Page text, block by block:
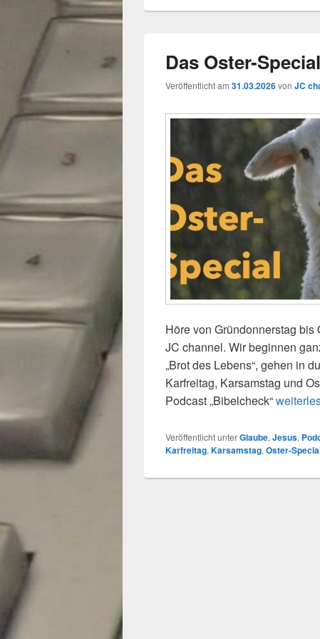
Das Oster-
Veröffentlicht am 31.03.2026von JC
Höre von Gründonnerstag
JC channel. Wir beginnen
„Brot des Lebens“, gehen in
Karfreitag, Karsamstag und
Podcast „Bibelcheck“Das
Veröffentlicht unterGlaube,Jesus,
Karfreitag,Karsamstag,Oster-